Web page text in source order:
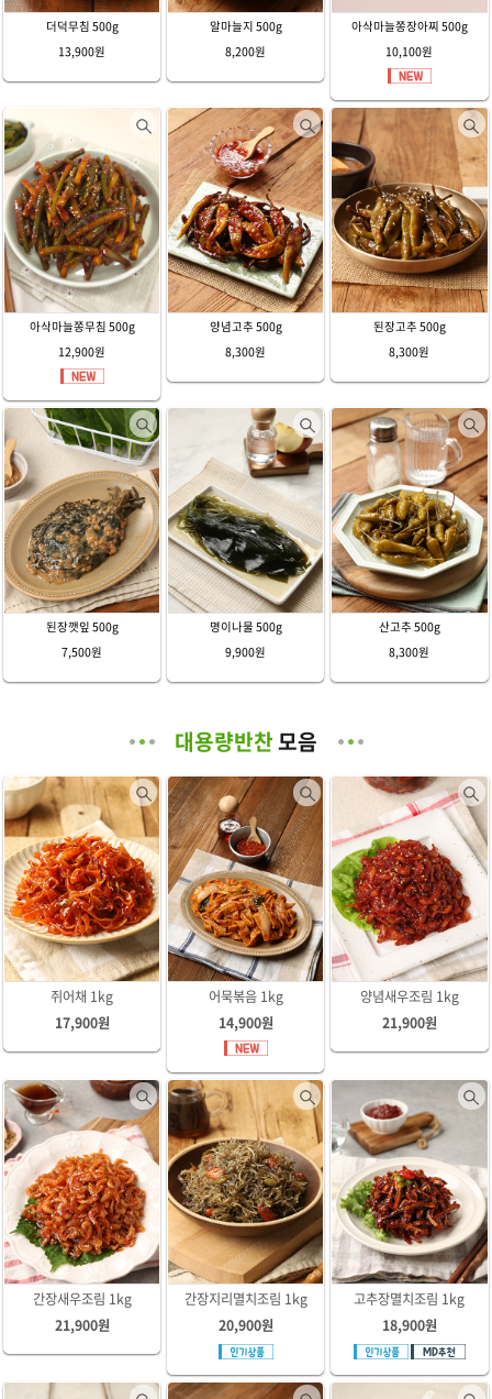
더덕무침 500g
13,900원
알마늘지 500g
8,200원
아삭마늘쫑장아찌 500g
10,100원
아삭마늘쫑무침 500g
12,900원
양념고추 500g
8,300원
된장고추 500g
8,300원
된장깻잎 500g
7,500원
명이나물 500g
9,900원
산고추 500g
8,300원
대용량반찬모음
쥐어채 1kg
17,900원
어묵볶음 1kg
14,900원
양념새우조림 1kg
21,900원
간장새우조림 1kg
21,900원
간장지리멸치조림 1kg
20,900원
고추장멸치조림 1kg
18,900원